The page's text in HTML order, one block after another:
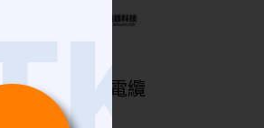
MWX
高頻同軸電纜